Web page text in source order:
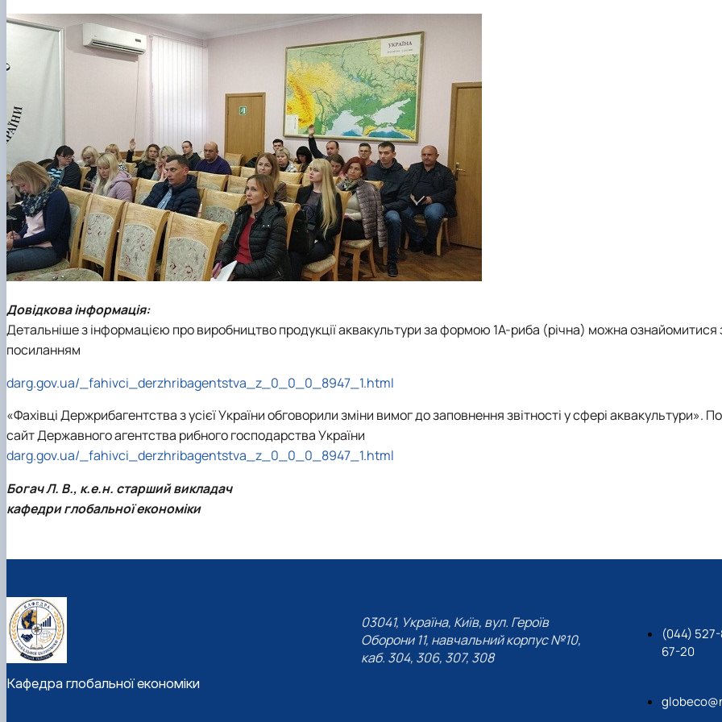
Довідкова інформація:
Детальніше з інформацією про виробництво продукції аквакультури за формою 1А-риба (річна) можна ознайомитися
посиланням
darg.gov.ua/_fahivci_derzhribagentstva_z_0_0_0_8947_1.html
«Фахівці Держрибагентства з усієї України обговорили зміни вимог до заповнення звітності у сфері аквакультури».
сайт Державного агентства рибного господарства України
darg.gov.ua/_fahivci_derzhribagentstva_z_0_0_0_8947_1.html
Богач Л. В., к.е.н. старший викладач
кафедри глобальної економіки
Кафедра глобальної економіки
03041, Україна, Київ, вул. Героїв
Оборони 11, навчальний корпус №10,
каб. 304, 306, 307, 308
(044)
67-20